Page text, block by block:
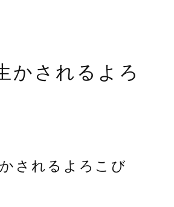
かされるよろ
されるよろこび